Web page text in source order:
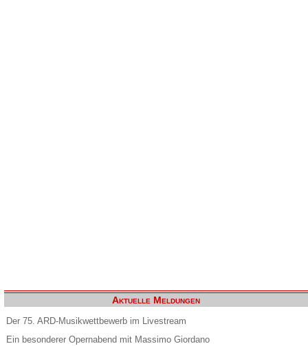
Aktuelle Meldungen
Der 75. ARD-Musikwettbewerb im Livestream
Ein besonderer Opernabend mit Massimo Giordano